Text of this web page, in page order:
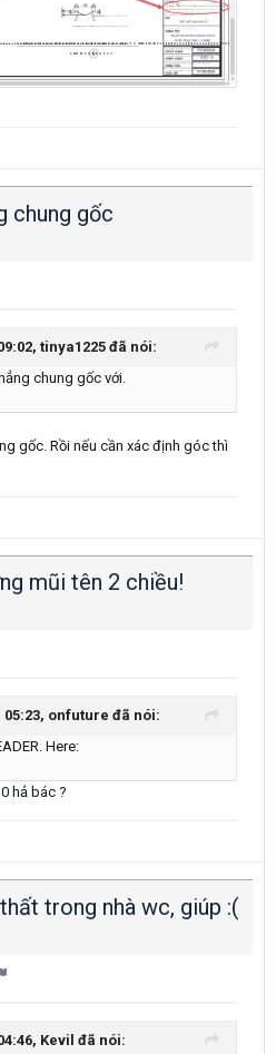
chung gốc
tinya1225 đã nói:
chung gốc với.
gốc. Rồi nếu cần xác định góc thì
mũi tên 2 chiều!
05:23, onfuture đã nói:
Here:
hả bác ?
trong nhà wc, giúp :(
Kevil đã nói: